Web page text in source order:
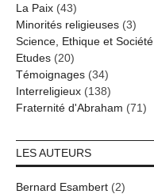
La Paix (43)
Minorités religieuses (3)
Science, Ethique et Société
Etudes (20)
Témoignages (34)
Interreligieux (138)
Fraternité d'Abraham (71)
LES AUTEURS
Bernard Esambert (2)